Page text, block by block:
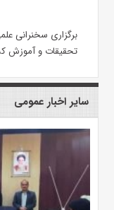
برگزاری سخنرانی
تحقیقات و آموزش
سایر اخبار عمومی